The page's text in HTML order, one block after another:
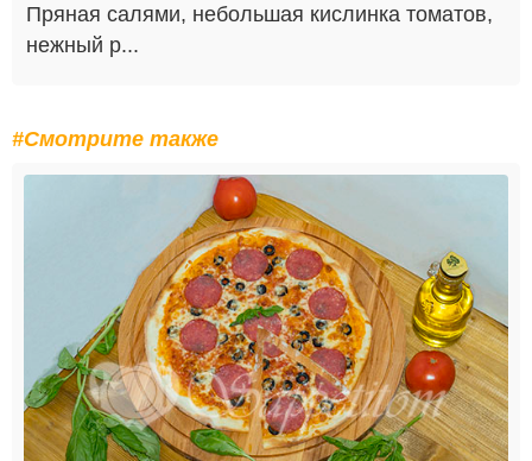
Пряная салями, небольшая кислинка томатов,
нежный р...
#Смотрите также